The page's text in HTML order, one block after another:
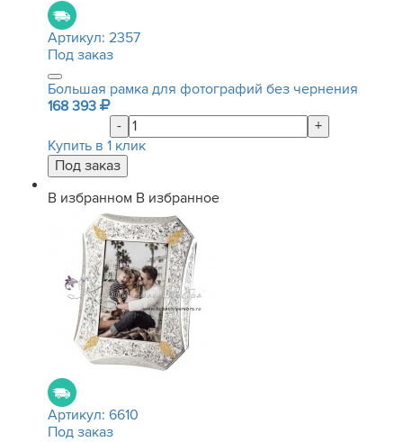
Артикул: 2357
Под заказ
Большая рамка для фотографий без чернения
168 393
-
+
Купить в 1 клик
В избранном В избранное
Артикул: 6610
Под заказ